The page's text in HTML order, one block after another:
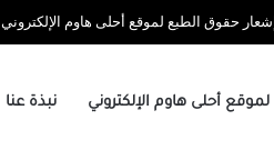
إشعار حقوق الطبع لموقع أحلى هاوم الإلكتروني
أحلى هاوم الإلكتروني نبذة عنا